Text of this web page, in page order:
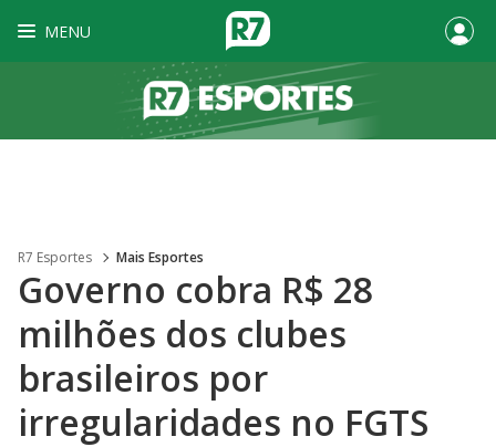
MENU
R7 Esportes Mais Esportes
Governo cobra R$ 28
milhões dos clubes
brasileiros por
irregularidades no FGTS